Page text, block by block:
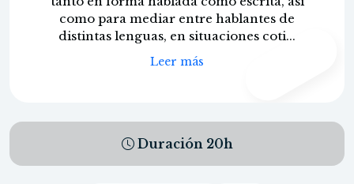
como para mediar entre hablantes de
distintas lenguas, en situaciones coti...
Leer más
Duración 20h